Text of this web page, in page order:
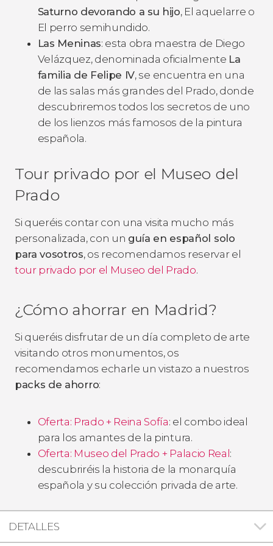
Saturno devorando a su hijo, El aquelarre o
El perro semihundido.
Las Meninas: esta obra maestra de Diego
Velázquez, denominada oficialmente La
familia de Felipe IV, se encuentra en una
de las salas más grandes del Prado, donde
descubriremos todos los secretos de uno
de los lienzos más famosos de la pintura
española.
Tour privado por el Museo del
Prado
Si queréis contar con una visita mucho más
personalizada, con un guía en español solo
para vosotros, os recomendamos reservar el
tour privado por el Museo del Prado.
¿Cómo ahorrar en Madrid?
Si queréis disfrutar de un día completo de arte
visitando otros monumentos, os
recomendamos echarle un vistazo a nuestros
packs de ahorro:
Oferta: Prado + Reina Sofía: el combo ideal
para los amantes de la pintura.
Oferta: Museo del Prado + Palacio Real:
descubriréis la historia de la monarquía
española y su colección privada de arte.
DETALLES